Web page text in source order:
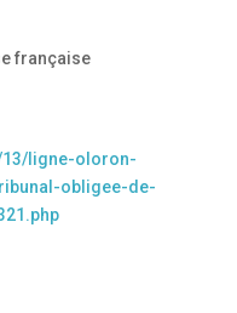
française
13/ligne-oloron-
obligee-de-